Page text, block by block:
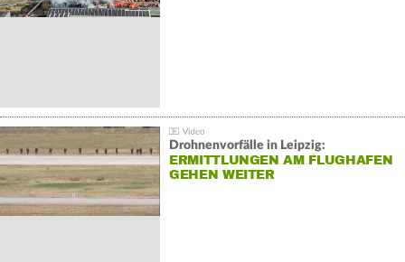
Drohnenvorfälle in Leipzig:
ERMITTLUNGEN AM FLUGHAFEN
GEHEN WEITER